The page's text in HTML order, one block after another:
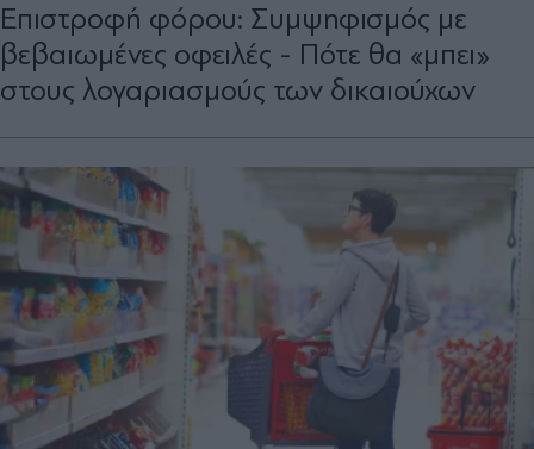
Επιστροφή φόρου: Συμψηφισμός με
βεβαιωμένες οφειλές - Πότε θα «μπει»
στους λογαριασμούς των δικαιούχων